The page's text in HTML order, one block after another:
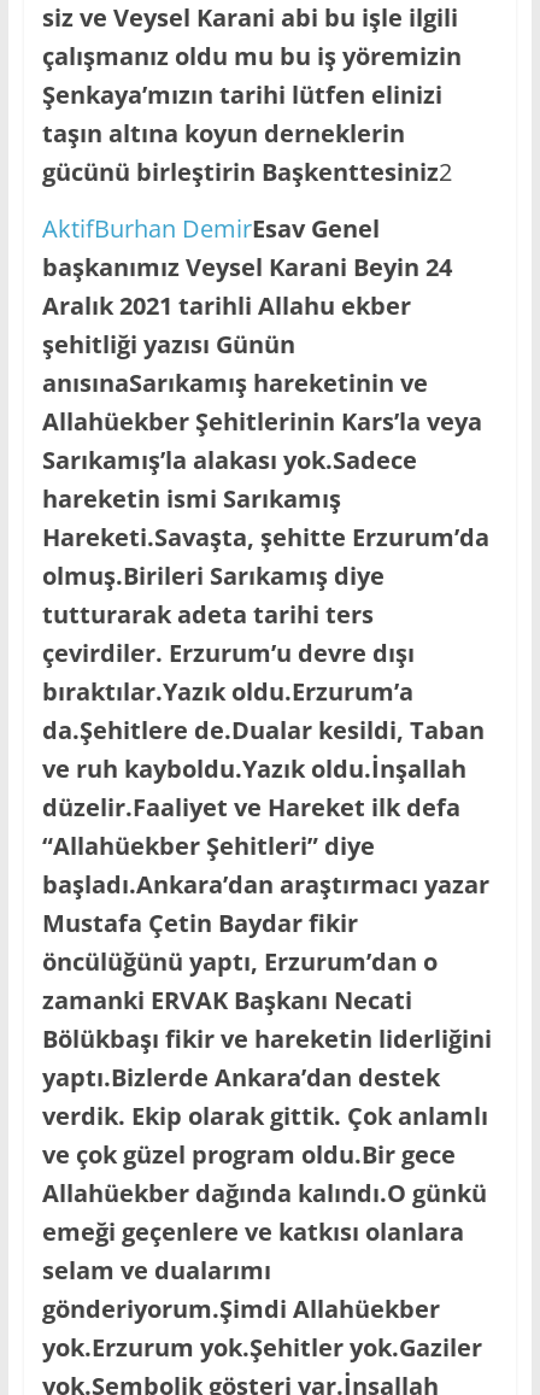
siz ve Veysel Karani abi bu işle ilgili
çalışmanız oldu mu bu iş yöremizin
Şenkaya’mızın tarihi lütfen elinizi
taşın altına koyun derneklerin
gücünü birleştirin Başkenttesiniz2
AktifBurhan DemirEsav Genel
başkanımız Veysel Karani Beyin 24
Aralık 2021 tarihli Allahu ekber
şehitliği yazısı Günün
anısınaSarıkamış hareketinin ve
Allahüekber Şehitlerinin Kars’la veya
Sarıkamış’la alakası yok.Sadece
hareketin ismi Sarıkamış
Hareketi.Savaşta, şehitte Erzurum’da
olmuş.Birileri Sarıkamış diye
tutturarak adeta tarihi ters
çevirdiler. Erzurum’u devre dışı
bıraktılar.Yazık oldu.Erzurum’a
da.Şehitlere de.Dualar kesildi, Taban
ve ruh kayboldu.Yazık oldu.İnşallah
düzelir.Faaliyet ve Hareket ilk defa
“Allahüekber Şehitleri” diye
başladı.Ankara’dan araştırmacı yazar
Mustafa Çetin Baydar fikir
öncülüğünü yaptı, Erzurum’dan o
zamanki ERVAK Başkanı Necati
Bölükbaşı fikir ve hareketin liderliğini
yaptı.Bizlerde Ankara’dan destek
verdik. Ekip olarak gittik. Çok anlamlı
ve çok güzel program oldu.Bir gece
Allahüekber dağında kalındı.O günkü
emeği geçenlere ve katkısı olanlara
selam ve dualarımı
gönderiyorum.Şimdi Allahüekber
yok.Erzurum yok.Şehitler yok.Gaziler
yok.Sembolik gösteri var.İnşallah